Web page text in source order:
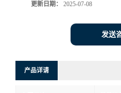
更新日期： 2025-07-08
发送
产品详请